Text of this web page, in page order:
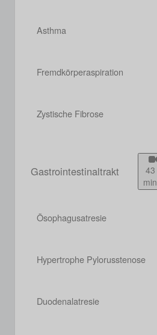
Asthma
Fremdkörperaspiration
Zystische Fibrose
Gastrointestinaltrakt
43
min
Ösophagusatresie
Hypertrophe Pylorusstenose
Duodenalatresie